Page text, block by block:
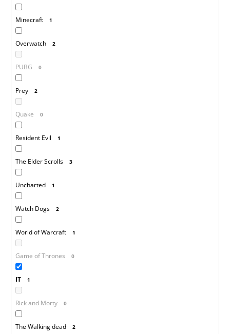
Minecraft 1
Overwatch 2
PUBG 0
Prey 2
Quake 0
Resident Evil 1
The Elder Scrolls 3
Uncharted 1
Watch Dogs 2
World of Warcraft 1
Game of Thrones 0
IT 1
Rick and Morty 0
The Walking dead 2